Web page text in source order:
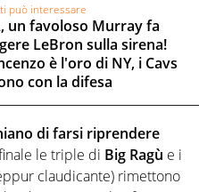
può interessare
un favoloso Murray fa
LeBron sulla sirena!
è l'oro di NY, i Cavs
con la difesa
di farsi riprendere
le triple di Big Ragù e i
claudicante) rimettono